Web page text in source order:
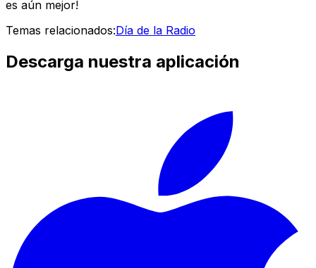
es aún mejor!
Temas relacionados:Día de la Radio
Descarga nuestra aplicación